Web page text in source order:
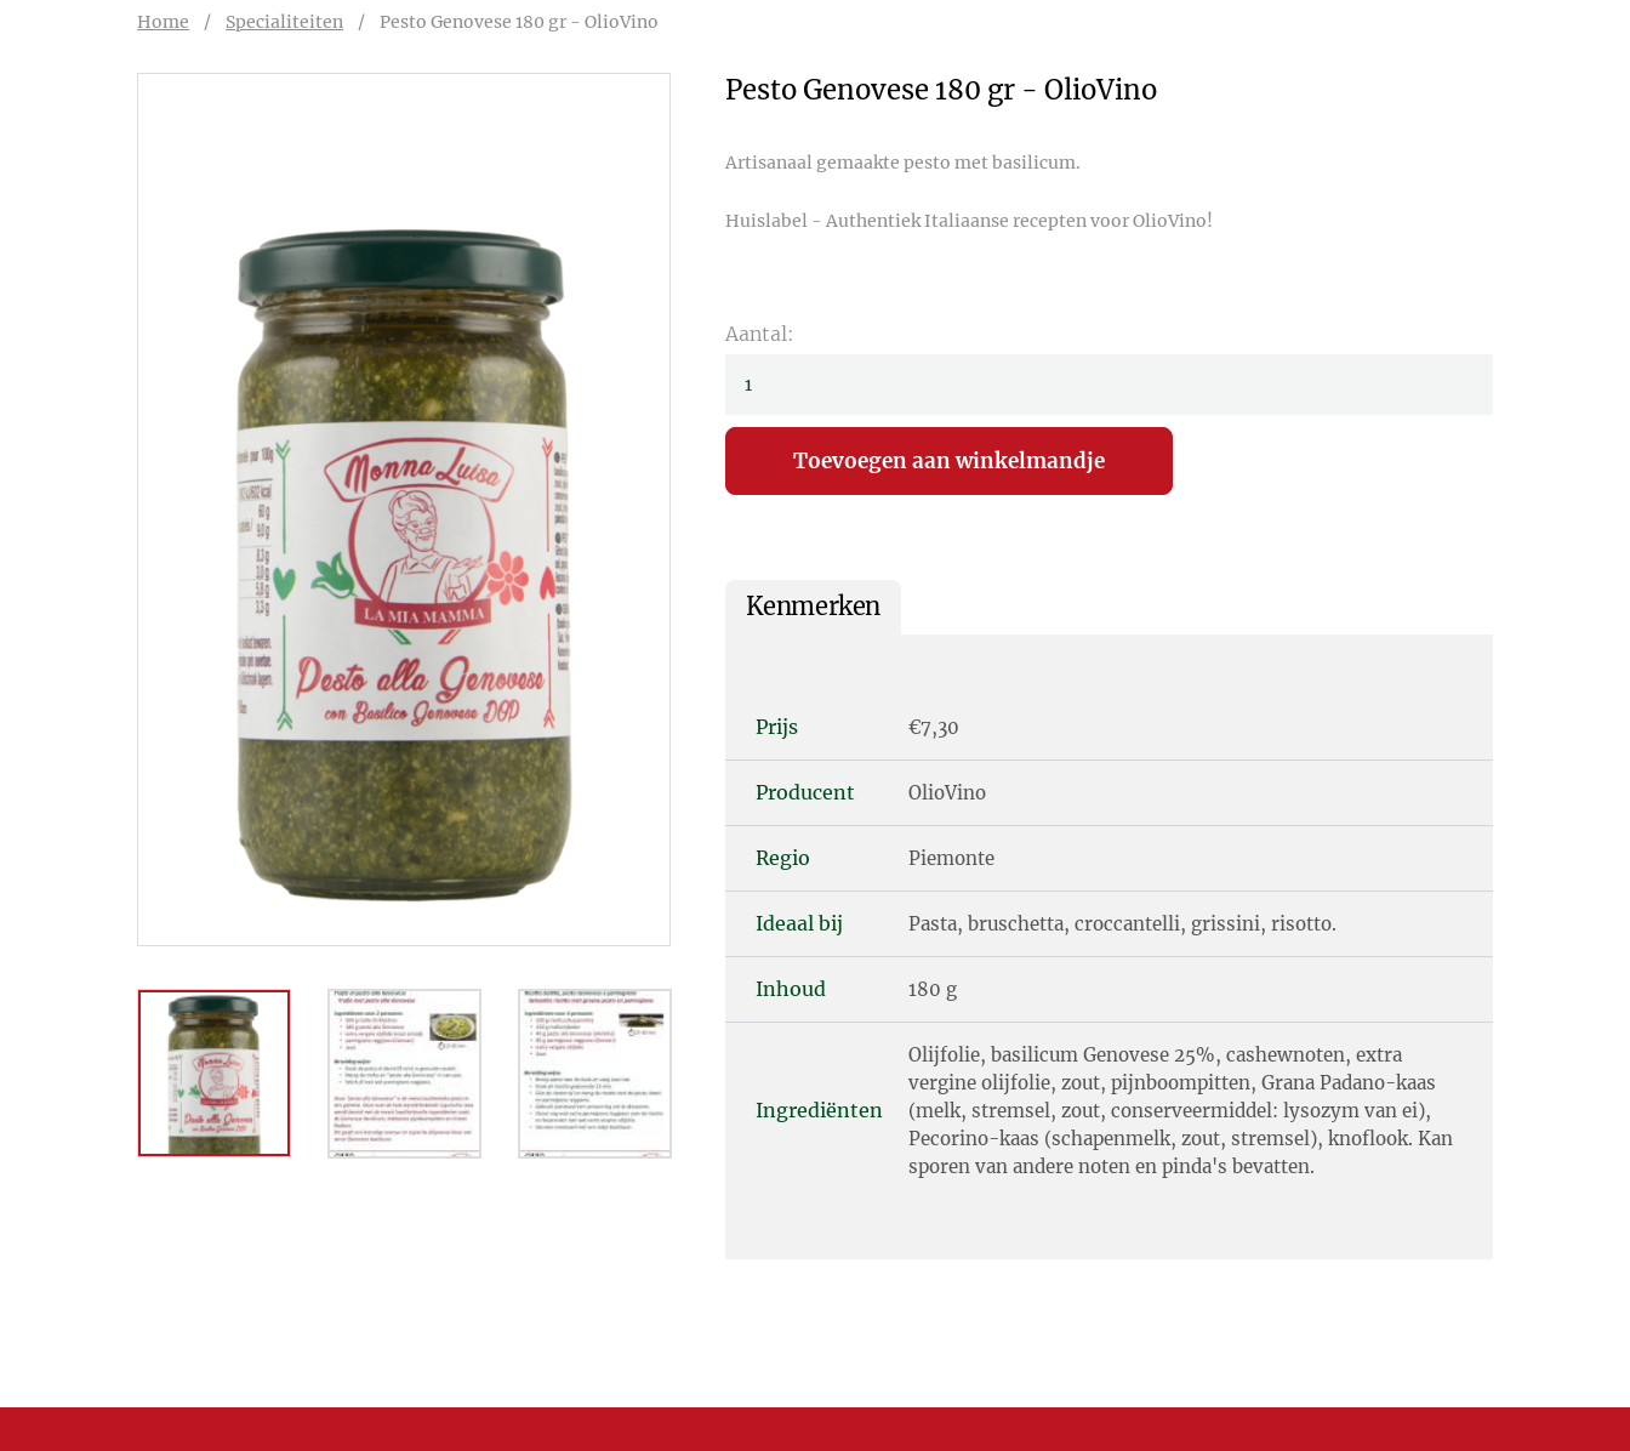
Home / Specialiteiten /Pesto Genovese 180 gr - OlioVino
Pesto Genovese 180 gr - OlioVino
Artisanaal gemaakte pesto met basilicum.
Huislabel - Authentiek Italiaanse recepten voor OlioVino!
Aantal:
Kenmerken
Prijs €7,30
Producent OlioVino
Regio Piemonte
Ideaal bij Pasta, bruschetta, croccantelli, grissini, risotto.
Inhoud 180 g
Ingrediënten
Olijfolie, basilicum Genovese 25%, cashewnoten, extra
vergine olijfolie, zout, pijnboompitten, Grana Padano-kaas
(melk, stremsel, zout, conserveermiddel: lysozym van ei),
Pecorino-kaas (schapenmelk, zout, stremsel), knoflook. Kan
sporen van andere noten en pinda's bevatten.